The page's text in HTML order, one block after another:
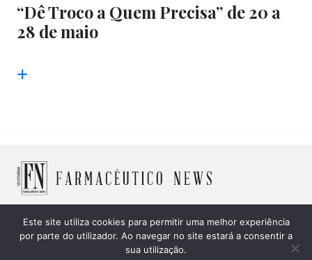
“Dê Troco a Quem Precisa” de 20 a
28 de maio
+
© 2026 Farmacêutico News -Política de Cookies |Política
Este site utiliza cookies para permitir uma melhor experiência
por parte do utilizador. Ao navegar no site estará a consentir a
sua utilização.